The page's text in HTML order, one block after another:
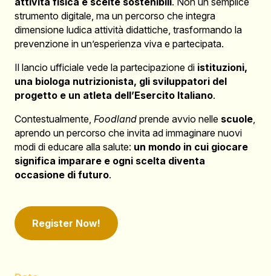
strumento digitale, ma un percorso che integra
dimensione ludica attività didattiche, trasformando la
prevenzione in un’esperienza viva e partecipata.
Il lancio ufficiale vede la partecipazione di istituzioni,
una biologa nutrizionista, gli sviluppatori del
progetto e un atleta dell’Esercito Italiano.
Contestualmente, Foodland prende avvio nelle scuole
aprendo un percorso che invita ad immaginare nuovi
modi di educare alla salute: un mondo in cui giocare
significa imparare e ogni scelta diventa
occasione di futuro.
Register Now!